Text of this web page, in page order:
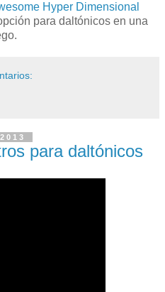
Hyper Dimensional
para daltónicos en una
para daltónicos